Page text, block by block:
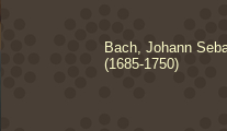
Bach, Johann
(1685-1750)